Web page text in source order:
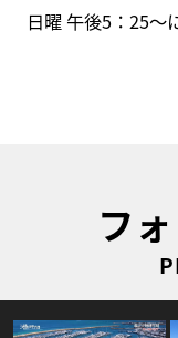
日曜 午後5：25～
フ